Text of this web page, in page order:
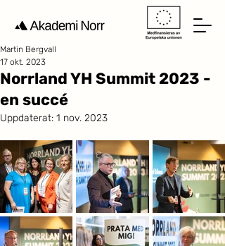
Norrland YH Summit 2023 -
en succé
Martin Bergvall
17 okt. 2023
Uppdaterat: 1 nov. 2023